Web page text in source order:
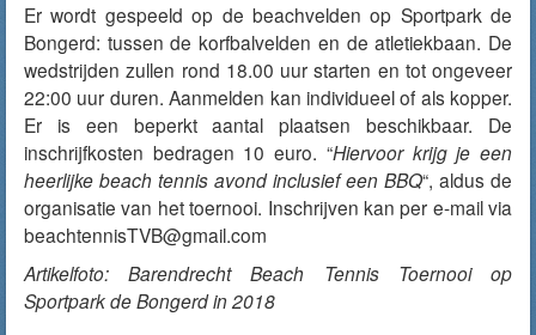
Er wordt gespeeld op de beachvelden op Sportpark de
Bongerd: tussen de korfbalvelden en de atletiekbaan. De
wedstrijden zullen rond 18.00 uur starten en tot ongeveer
22:00 uur duren. Aanmelden kan individueel of als kopper.
Er is een beperkt aantal plaatsen beschikbaar. De
inschrijfkosten bedragen 10 euro. “Hiervoor krijg je een
heerlijke beach tennis avond inclusief een BBQ“, aldus de
organisatie van het toernooi. Inschrijven kan per e-mail via
beachtennisTVB@gmail.com
Artikelfoto: Barendrecht Beach Tennis Toernooi op
Sportpark de Bongerd in 2018